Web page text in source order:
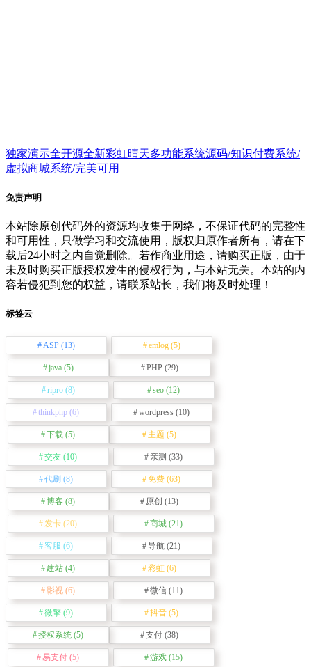
独家演示全开源全新彩虹晴天多功能系统源码/知识付费系统/
虚拟商城系统/完美可用
免责声明
本站除原创代码外的资源均收集于网络，不保证代码的完整性
和可用性，只做学习和交流使用，版权归原作者所有，请在下
载后24小时之内自觉删除。若作商业用途，请购买正版，由于
未及时购买正版授权发生的侵权行为，与本站无关。本站的内
容若侵犯到您的权益，请联系站长，我们将及时处理！
标签云
ASP(13) emlog(5)
java(5) PHP(29)
ripro(8) seo (12)
thinkphp (6) wordpress (10)
下载 (5) 主题 (5)
交友 (10) 亲测 (33)
代刷 (8) 免费 (63)
博客 (8) 原创 (13)
发卡 (20) 商城 (21)
客服 (6) 导航 (21)
建站 (4) 彩虹 (6)
影视 (6) 微信 (11)
微擎 (9) 抖音 (5)
授权系统 (5) 支付 (38)
易支付 (5) 游戏 (15)